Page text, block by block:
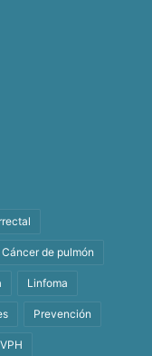
Cáncer de pulmón
Linfoma
Prevención
VPH